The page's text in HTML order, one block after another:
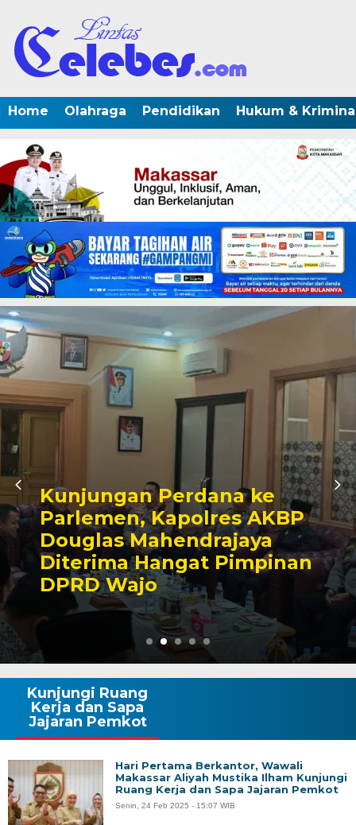
Home Olahraga Pendidikan Hukum &
Awali Tugas sebagai
Kabagbinkar, AKBP
Taherong Tekankan
Kebersihan dan
Demi Kepuasan
Kunjungi Ruang
Kerja dan Sapa
Jajaran Pemkot
Hari Pertama Berkantor, Wawali
Makassar Aliyah Mustika Ilham Kunjungi
Ruang Kerja dan Sapa Jajaran Pemkot
Senin, 24 Feb 2025 - 15:07 WIB